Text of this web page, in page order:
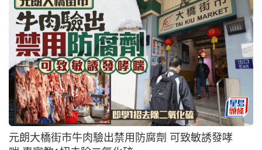
元朗大橋街市牛肉驗出禁用防腐劑 可致敏誘發哮